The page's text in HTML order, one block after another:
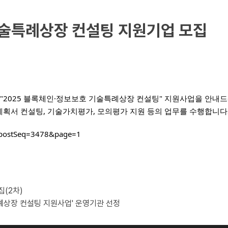
례상장 컨설팅 지원기업 모집
블록체인·정보보호 기술특례상장 컨설팅" 지원사업을 안내
서 컨설팅, 기술가치평가, 모의평가 지원 등의 업무를 수행합니
(2차)
장 컨설팅 지원사업' 운영기관 선정